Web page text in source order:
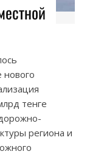
нового
тенге
региона и